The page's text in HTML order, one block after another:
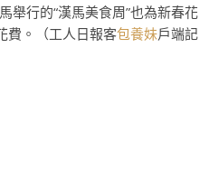
舉行的“漢馬美食周”也為新春花
費。（工人日報客包養妹戶端記